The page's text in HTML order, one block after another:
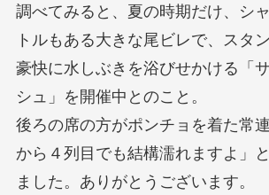
調べてみると、夏の時期だけ、シ
トルもある大きな尾ビレで、スタ
豪快に水しぶきを浴びせかける「
シュ」を開催中とのこと。
後ろの席の方がポンチョを着た常
から４列目でも結構濡れますよ」
ました。ありがとうございます。